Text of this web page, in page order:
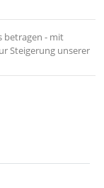
betragen - mit
Steigerung unserer